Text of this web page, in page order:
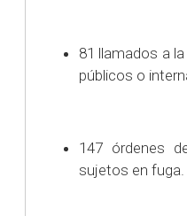
81 llamados a
públicos o
147 órdenes
sujetos en fuga.